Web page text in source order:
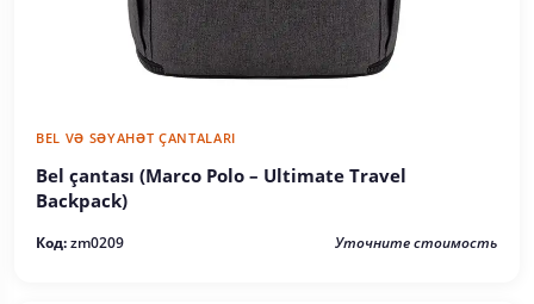
BEL VƏ SƏYAHƏT ÇANTALARI
Bel çantası (Marco Polo – Ultimate Travel
Backpack)
Код:zm0209 Уточните стоимость